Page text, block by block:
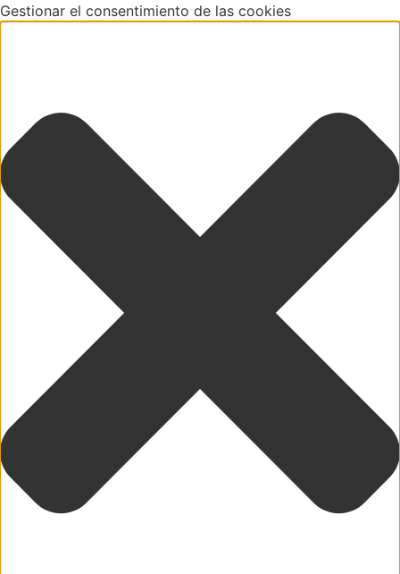
Gestionar el consentimiento de las cookies